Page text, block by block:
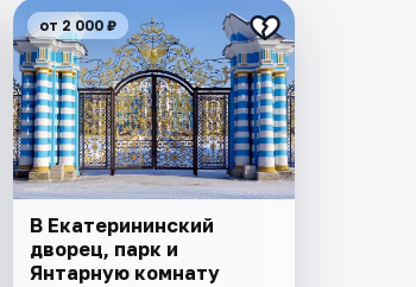
от 2 000 ₽
В Екатерининский
дворец, парк и
Янтарную комнату